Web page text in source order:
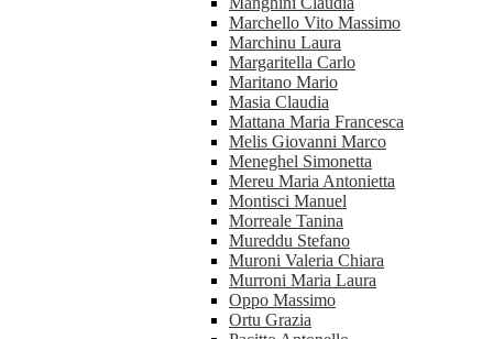
Marchello Vito Massimo
Marchinu Laura
Margaritella Carlo
Maritano Mario
Masia Claudia
Mattana Maria Francesca
Melis Giovanni Marco
Meneghel Simonetta
Mereu Maria Antonietta
Montisci Manuel
Morreale Tanina
Mureddu Stefano
Muroni Valeria Chiara
Murroni Maria Laura
Oppo Massimo
Ortu Grazia